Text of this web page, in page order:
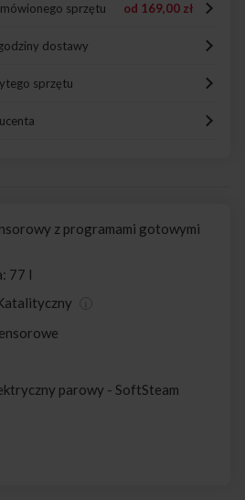
sprzętu od 169,00 zł
dostawy
sprzętu
z programami gotowymi
77 l
parowy - SoftSteam